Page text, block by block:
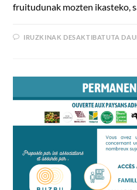
fruitudunak mozten ikasteko,
IRUZKINAK DESAKTIBATUTA